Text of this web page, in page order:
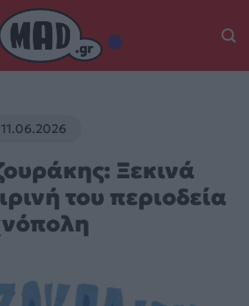
11.06.2026
Ξεκινά
του περιοδεία